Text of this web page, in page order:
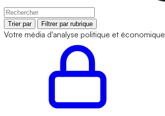
Trier par Filtrer par rubrique
Votre média d'analyse politique et économique